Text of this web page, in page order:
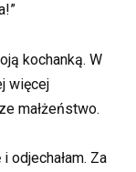
kochanką. W
więcej
małżeństwo.
odjechałam. Za